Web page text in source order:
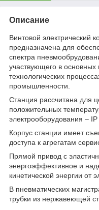
Описание
Винтовой электрический
предназначена для
спектра
участвующего в основных
технологических
промышленности.
Станция рассчитана для
положительных
электрооборудования – IP
Корпус станции имеет
доступа к агрегатам
Прямой привод с
энергоэффективное и
кинетической энергии от
В пневматических
трубки из нержавеющей